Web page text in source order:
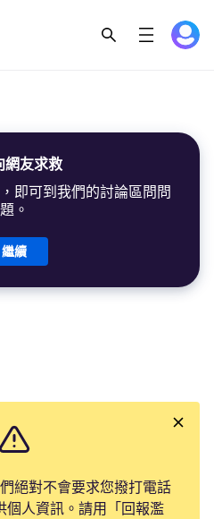
網友求救
即可到我們的討論區問問
題。
繼續
絕對不會要求您撥打電話
個人資訊。請用「回報濫